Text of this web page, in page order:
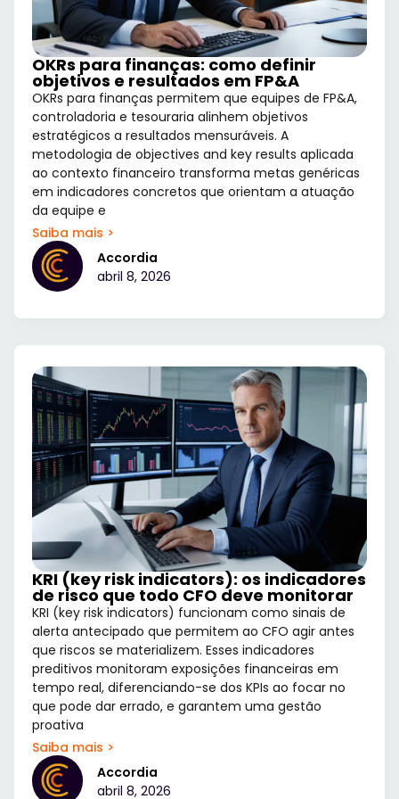
OKRs para finanças: como definir
objetivos e resultados em FP&A
OKRs para finanças permitem que equipes de FP&A,
controladoria e tesouraria alinhem objetivos
estratégicos a resultados mensuráveis. A
metodologia de objectives and key results aplicada
ao contexto financeiro transforma metas genéricas
em indicadores concretos que orientam a atuação
da equipe e
Saiba mais >
Accordia
abril 8, 2026
KRI (key risk indicators): os indicadores
de risco que todo CFO deve monitorar
KRI (key risk indicators) funcionam como sinais de
alerta antecipado que permitem ao CFO agir antes
que riscos se materializem. Esses indicadores
preditivos monitoram exposições financeiras em
tempo real, diferenciando-se dos KPIs ao focar no
que pode dar errado, e garantem uma gestão
proativa
Saiba mais >
Accordia
abril 8, 2026